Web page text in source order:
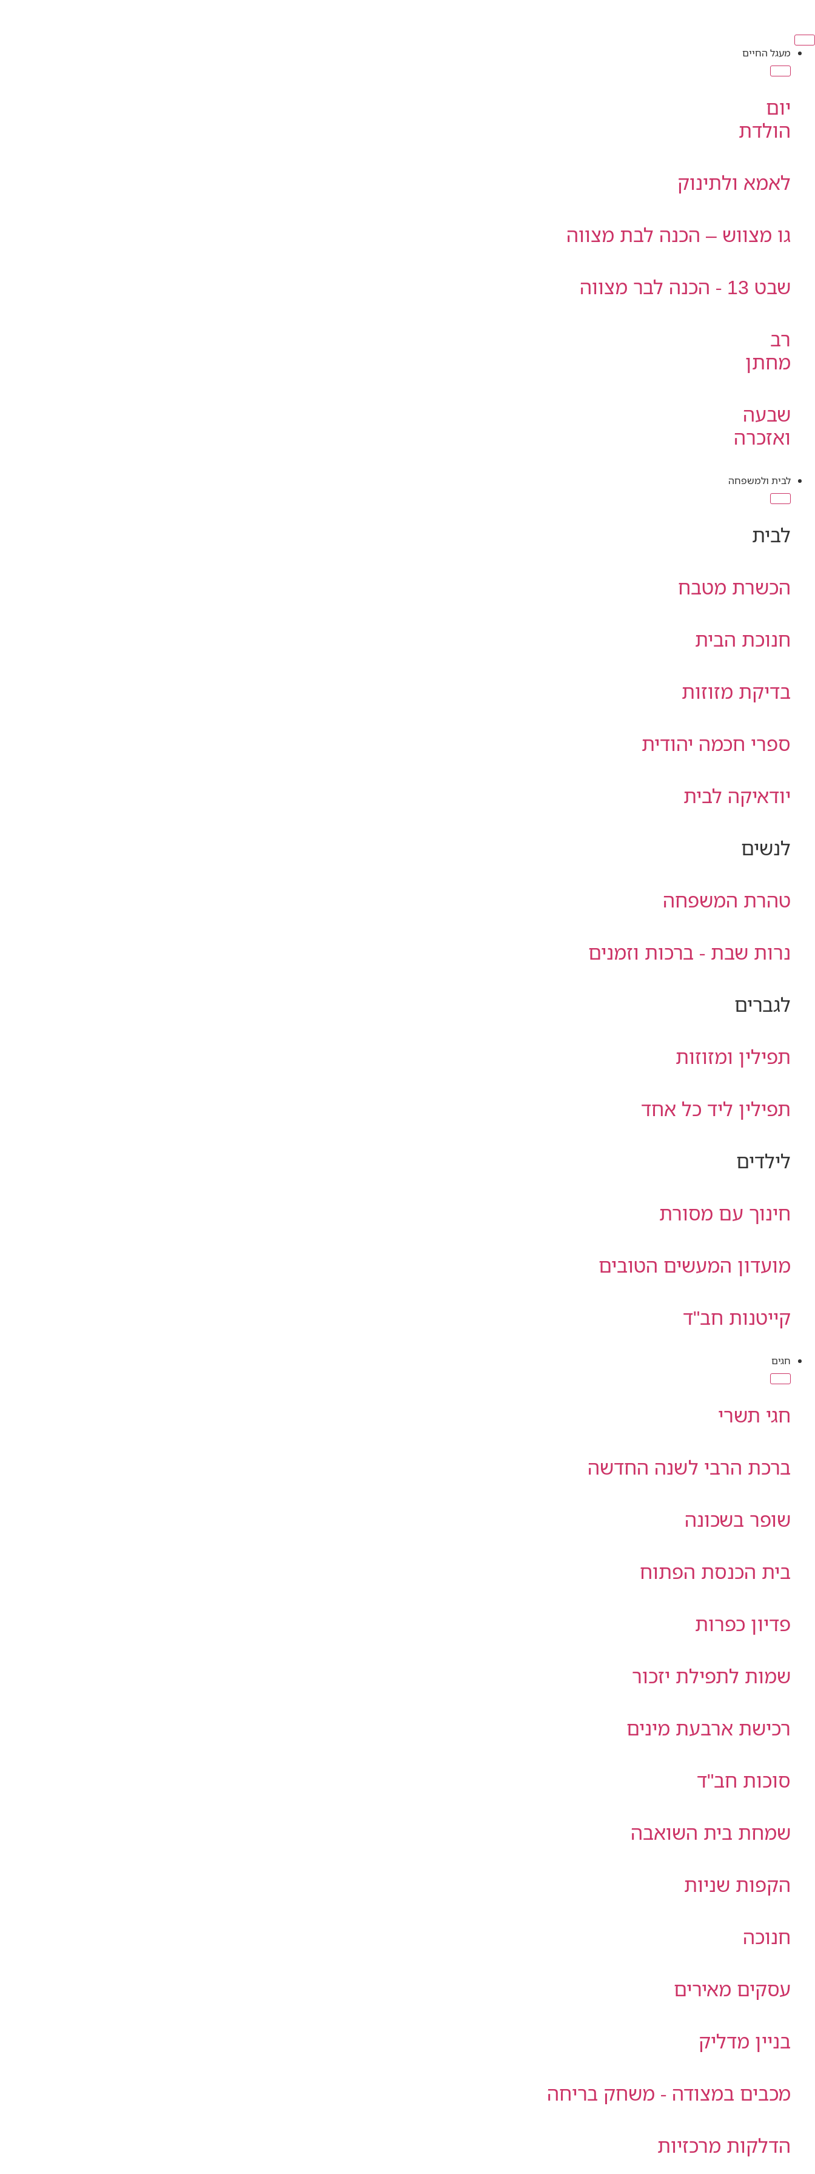
מעגל החיים
יום
הולדת
לאמא ולתינוק
גו מצווש – הכנה לבת מצווה
שבט 13 - הכנה לבר מצווה
רב
מחתן
שבעה
ואזכרה
לבית ולמשפחה
לבית
הכשרת מטבח
חנוכת הבית
בדיקת מזוזות
ספרי חכמה יהודית
יודאיקה לבית
לנשים
טהרת המשפחה
נרות שבת - ברכות וזמנים
לגברים
תפילין ומזוזות
תפילין ליד כל אחד
לילדים
חינוך עם מסורת
מועדון המעשים הטובים
קייטנות חב"ד
חגים
חגי תשרי
ברכת הרבי לשנה החדשה
שופר בשכונה
בית הכנסת הפתוח
פדיון כפרות
שמות לתפילת יזכור
רכישת ארבעת מינים
סוכות חב"ד
שמחת בית השואבה
הקפות שניות
חנוכה
עסקים מאירים
בניין מדליק
מכבים במצודה - משחק בריחה
הדלקות מרכזיות